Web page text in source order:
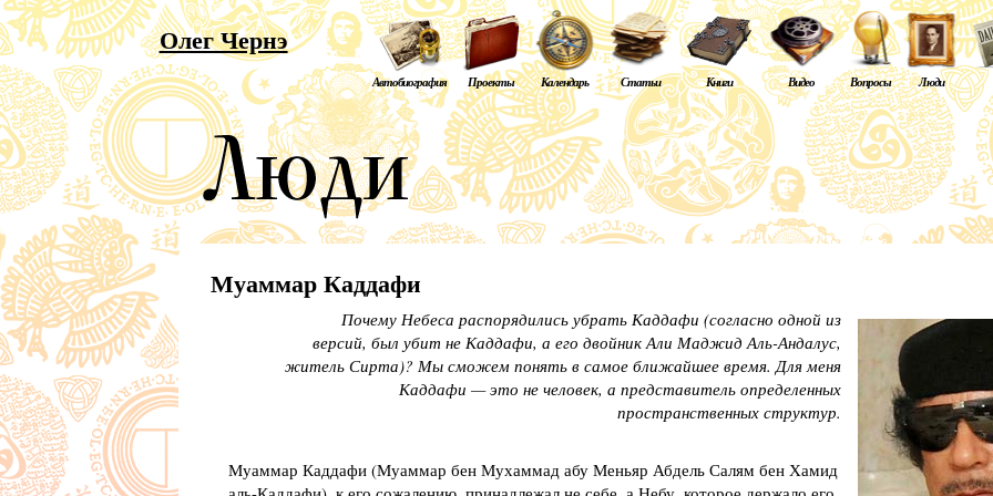
Олег Чернэ
Автобиография Проекты Календарь Статьи Книги Видео Вопросы Люди
Муаммар Каддафи
Почему Небеса распорядились убрать Каддафи (согласно одной из
версий, был убит не Каддафи, а его двойник Али Маджид Аль-Андалус,
житель Сирта)? Мы сможем понять в самое ближайшее время. Для меня
Каддафи — это не человек, а представитель определенных
пространственных структур.
Муаммар Каддафи (Муаммар бен Мухаммад абу Меньяр Абдель Салям бен Хамид